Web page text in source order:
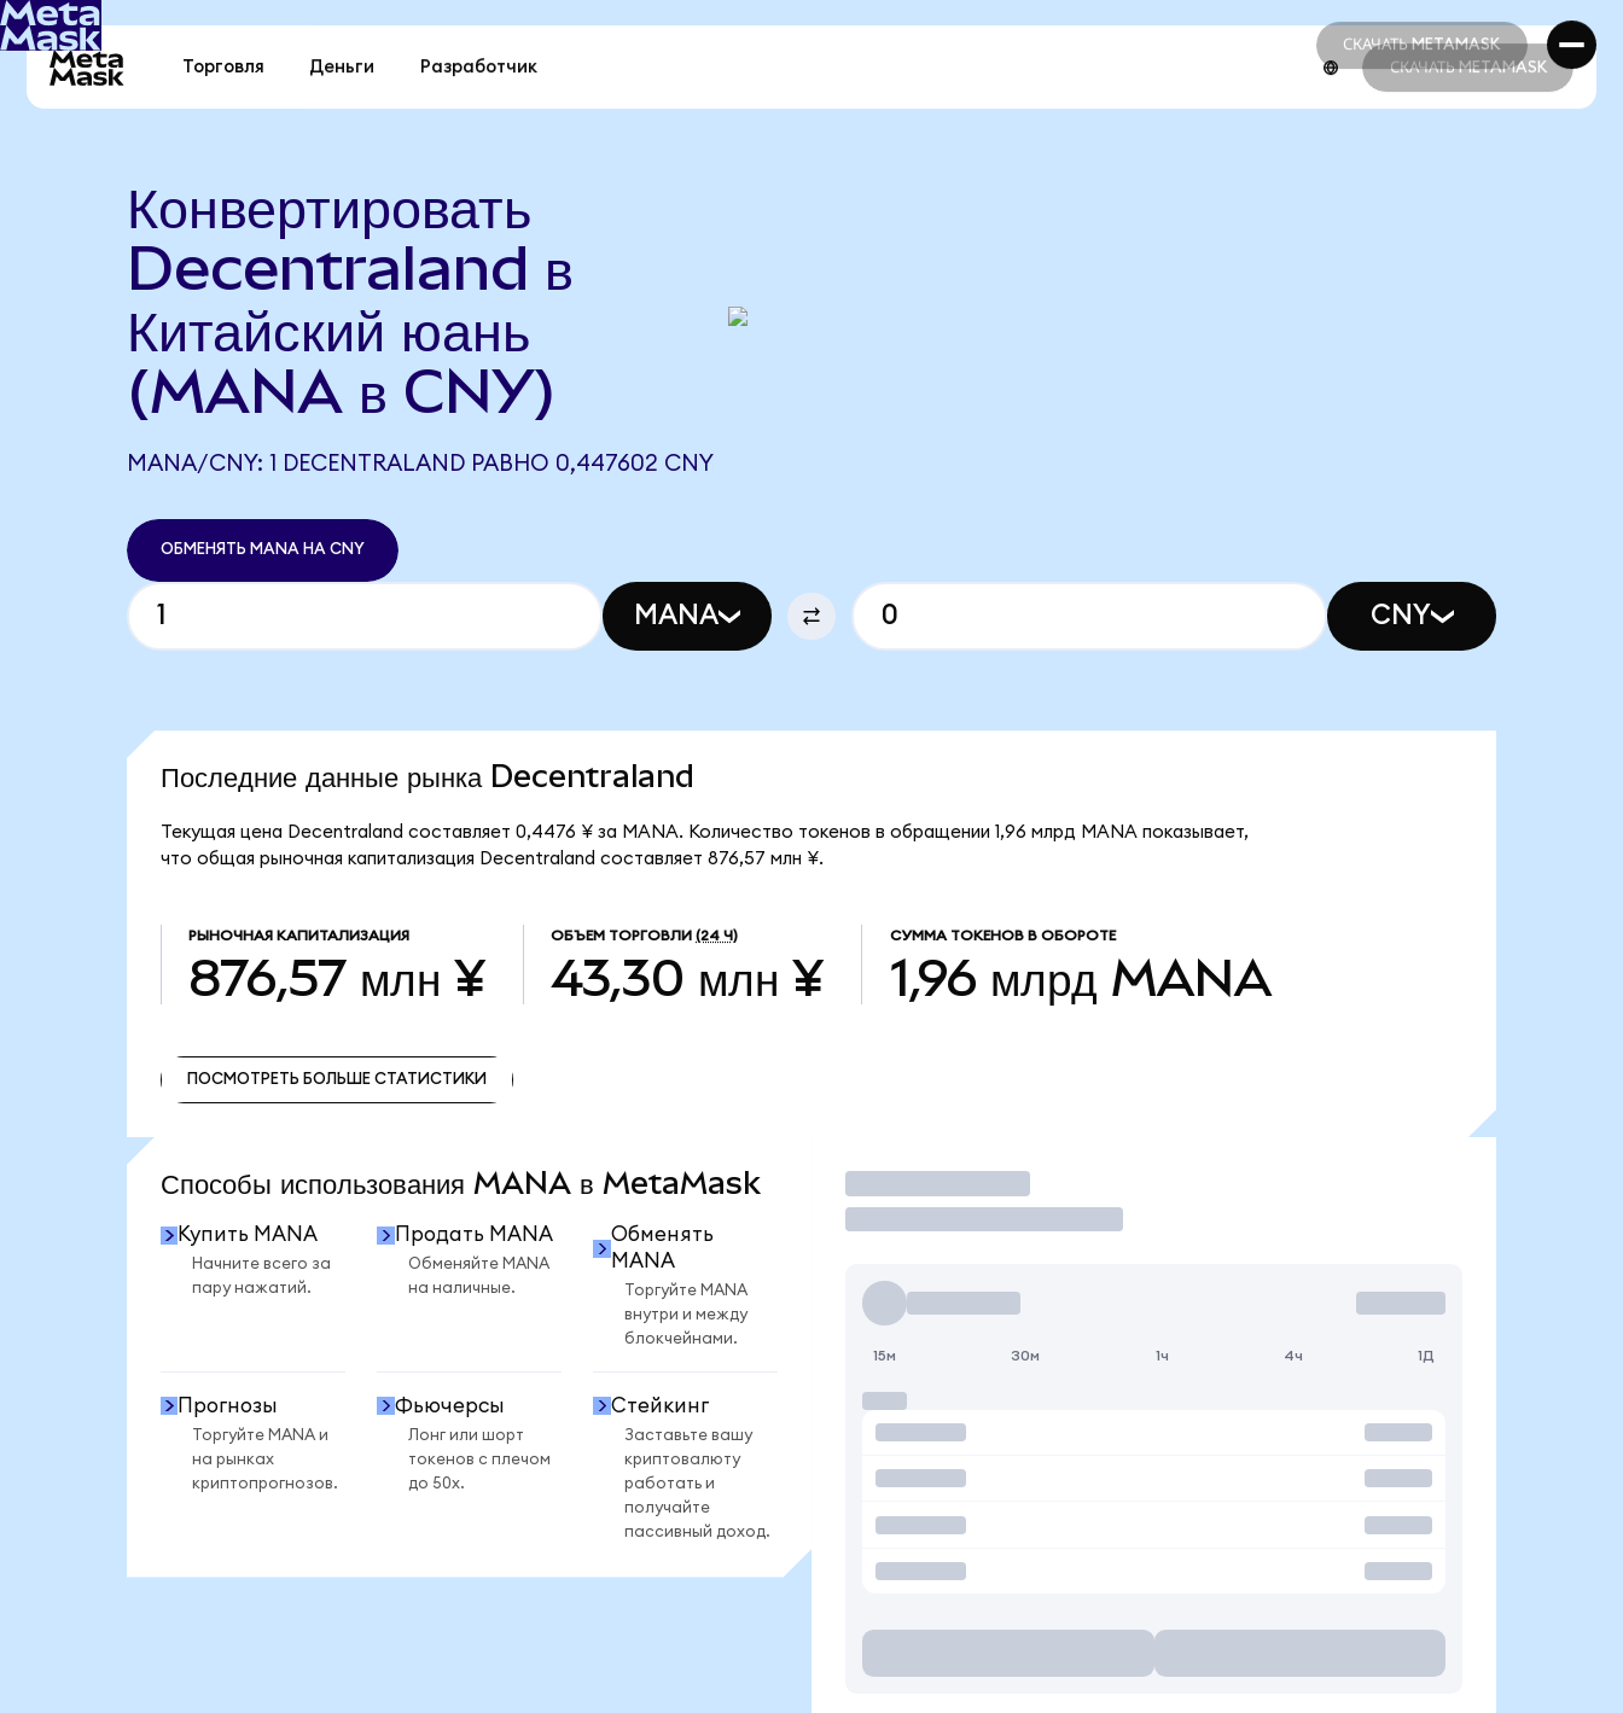
СКАЧАТЬ METAMASK
СКАЧАТЬ METAMASK
Торговля Деньги Разработчик СКАЧАТЬ METAMASK
Конвертировать
Decentraland в
Китайский юань
(MANA в CNY)
MANA/CNY: 1 DECENTRALAND РАВНО 0,447602 CNY
ОБМЕНЯТЬ MANA НА CNY
MANA CNY
Последние данные рынка Decentraland
Текущая цена Decentraland составляет 0,4476 ¥ за MANA. Количество токенов в обращении 1,96 млрд MANA показывает,
что общая рыночная капитализация Decentraland составляет 876,57 млн ¥.
РЫНОЧНАЯ КАПИТАЛИЗАЦИЯ
876,57 млн ¥
ОБЪЕМ ТОРГОВЛИ (24 Ч)
43,30 млн ¥
СУММА ТОКЕНОВ В ОБОРОТЕ
1,96 млрд MANA
ПОСМОТРЕТЬ БОЛЬШЕ СТАТИСТИКИ
Способы использования MANA в MetaMask
Купить MANA
Начните всего за
пару нажатий.
Продать MANA
Обменяйте MANA
на наличные.
Обменять
MANA
Торгуйте MANA
внутри и между
блокчейнами.
Прогнозы
Торгуйте MANA и
на рынках
криптопрогнозов.
Фьючерсы
Лонг или шорт
токенов с плечом
до 50x.
Стейкинг
Заставьте вашу
криптовалюту
работать и
получайте
пассивный доход.
Торговать
15м 30м 1ч 4ч 1Д